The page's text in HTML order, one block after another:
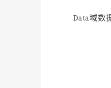
Data域数